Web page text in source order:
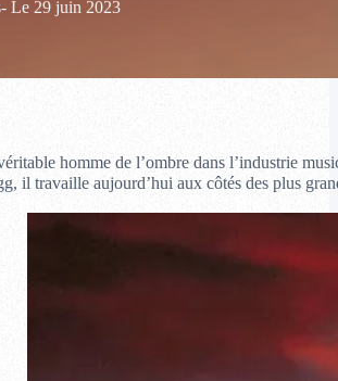
Le 29 juin 2023
homme de l’ombre dans l’industrie
il travaille aujourd’hui aux côtés des plus